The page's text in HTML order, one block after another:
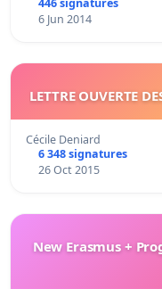
6 Jun 2014
LETTRE OUVERTE
Cécile Deniard
6 348 signatures
26 Oct 2015
New Erasmus +